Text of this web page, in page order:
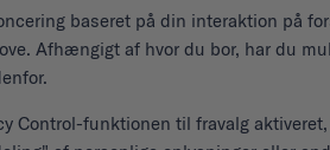
baseret på din interaktion på
Afhængigt af hvor du bor, har du
Control-funktionen til fravalg